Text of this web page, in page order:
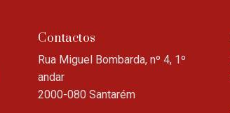
Contactos
Rua Miguel Bombarda, nº 4, 1º
andar
2000-080 Santarém